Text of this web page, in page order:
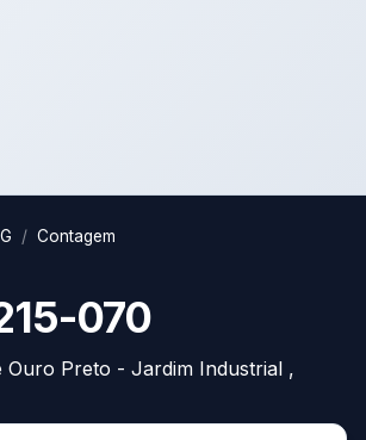
Contagem
070
Ouro Preto - Jardim Industrial ,